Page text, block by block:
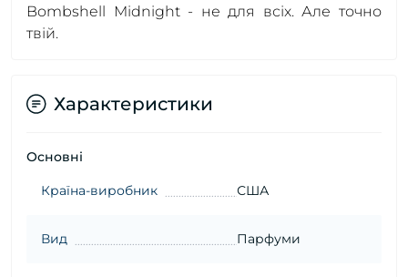
Bombshell Midnight - не для всіх. Але точно
твій.
Характеристики
Основні
Країна-виробник США
Вид Парфуми